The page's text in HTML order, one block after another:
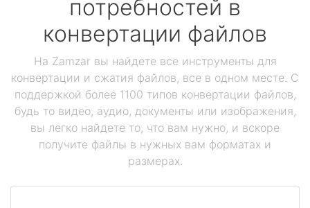
потребностей в
конвертации файлов
На Zamzar вы найдете все инструменты для
конвертации и сжатия файлов, все в одном месте. С
поддержкой более 1100 типов конвертации файлов,
будь то видео, аудио, документы или изображения,
вы легко найдете то, что вам нужно, и вскоре
получите файлы в нужных вам форматах и
размерах.